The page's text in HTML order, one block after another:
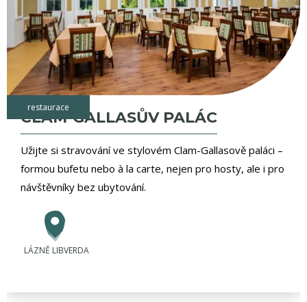
restaurace
CLAM-GALLASŮV PALÁC
Užijte si stravování ve stylovém Clam-Gallasově paláci –
formou bufetu nebo à la carte, nejen pro hosty, ale i pro
návštěvníky bez ubytování.
LÁZNĚ LIBVERDA